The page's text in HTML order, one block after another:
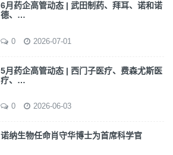
6月药企高管动态 | 武田制药、拜耳、诺和诺
德、…
0 2026-07-01
5月药企高管动态 | 西门子医疗、费森尤斯医
疗、…
0 2026-06-03
诺纳生物任命肖守华博士为首席科学官